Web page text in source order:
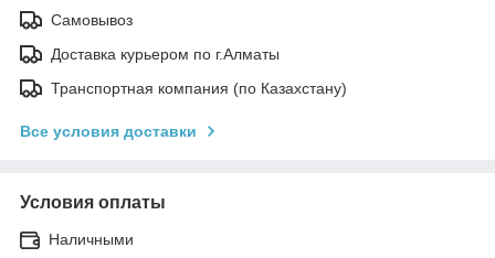
Самовывоз
Доставка курьером по г.Алматы
Транспортная компания (по Казахстану)
Все условия доставки
Условия оплаты
Наличными